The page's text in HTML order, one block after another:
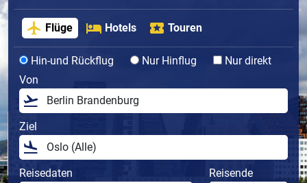
Flüge Hotels Touren
Hin-und Rückflug Nur Hinflug
Nur direkt
Von
Ziel
Reisedaten Reisende